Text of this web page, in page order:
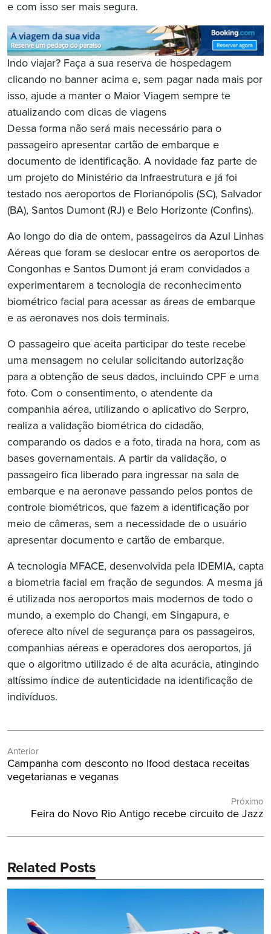
e com isso ser mais segura.
Indo viajar? Faça a sua reserva de hospedagem
clicando no banner acima e, sem pagar nada mais por
isso, ajude a manter o Maior Viagem sempre te
atualizando com dicas de viagens
Dessa forma não será mais necessário para o
passageiro apresentar cartão de embarque e
documento de identificação. A novidade faz parte de
um projeto do Ministério da Infraestrutura e já foi
testado nos aeroportos de Florianópolis (SC), Salvador
(BA), Santos Dumont (RJ) e Belo Horizonte (Confins).
Ao longo do dia de ontem, passageiros da Azul Linhas
Aéreas que foram se deslocar entre os aeroportos de
Congonhas e Santos Dumont já eram convidados a
experimentarem a tecnologia de reconhecimento
biométrico facial para acessar as áreas de embarque
e as aeronaves nos dois terminais.
O passageiro que aceita participar do teste recebe
uma mensagem no celular solicitando autorização
para a obtenção de seus dados, incluindo CPF e uma
foto. Com o consentimento, o atendente da
companhia aérea, utilizando o aplicativo do Serpro,
realiza a validação biométrica do cidadão,
comparando os dados e a foto, tirada na hora, com as
bases governamentais. A partir da validação, o
passageiro fica liberado para ingressar na sala de
embarque e na aeronave passando pelos pontos de
controle biométricos, que fazem a identificação por
meio de câmeras, sem a necessidade de o usuário
apresentar documento e cartão de embarque.
A tecnologia MFACE, desenvolvida pela IDEMIA, capta
a biometria facial em fração de segundos. A mesma já
é utilizada nos aeroportos mais modernos de todo o
mundo, a exemplo do Changi, em Singapura, e
oferece alto nível de segurança para os passageiros,
companhias aéreas e operadores dos aeroportos, já
que o algoritmo utilizado é de alta acurácia, atingindo
altíssimo índice de autenticidade na identificação de
indivíduos.
de
Post
Anterior
Post
Anterior:
Campanha com desconto no Ifood destaca receitas
vegetarianas e veganas
Próximo
Próximo
Feira do Novo Rio Antigo recebe circuito de Jazz
Related Posts